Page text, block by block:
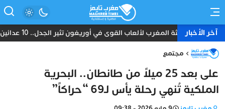
آخر الأخباربعثة المغرب لألعاب القوى في أوريغون تثير الجدل.. 10 عدائين ومدرب واحد دون طبيب أو إداري
مجتمع
على بعد 25 ميلاً من طانطان.. البحرية
الملكية تُنهي رحلة يأس لـ69 “حراكاً”